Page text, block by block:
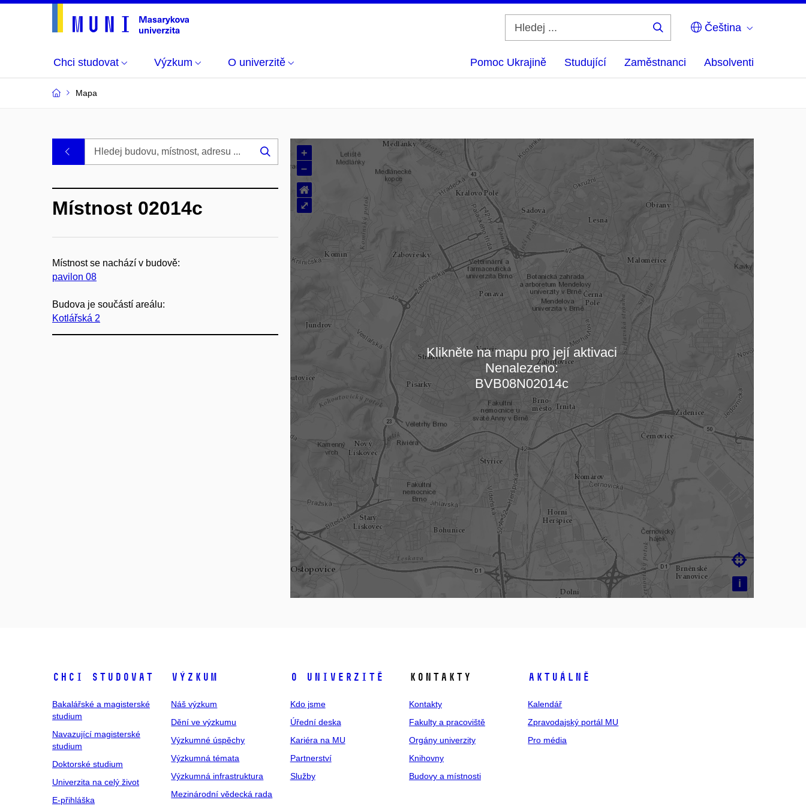
Čeština
Chci studovat Výzkum O univerzitě Pomoc Ukrajině Studující Zaměstnanci Absolventi
Mapa
Budovy
místnosti
Načítám mapu…
+
–
i

⌂
⤢
Klikněte na mapu pro její aktivaci
Nenalezeno:
BVB08N02014c
Hledej
Místnost 02014c
Místnost se nachází v budově:
pavilon 08
Budova je součástí areálu:
Kotlářská 2
Chci studovat
Bakalářské a magisterské
studium
Navazující magisterské
studium
Doktorské studium
Univerzita na celý život
E-přihláška
Výzkum
Náš výzkum
Dění ve výzkumu
Výzkumné úspěchy
Výzkumná témata
Výzkumná infrastruktura
Mezinárodní vědecká rada
O univerzitě
Kdo jsme
Úřední deska
Kariéra na MU
Partnerství
Služby
Kontakty
Kontakty
Fakulty a pracoviště
Orgány univerzity
Knihovny
Budovy a místnosti
Aktuálně
Kalendář
Zpravodajský portál MU
Pro média